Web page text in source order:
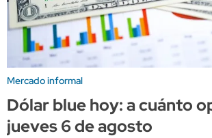
Mercado informal
Dólar blue hoy: a cuánto
jueves 6 de agosto